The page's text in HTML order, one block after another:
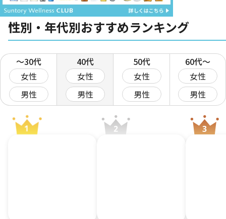
性別・年代別おすすめランキング
〜30代
女性
男性
40代
女性
男性
50代
女性
男性
60代〜
女性
男性